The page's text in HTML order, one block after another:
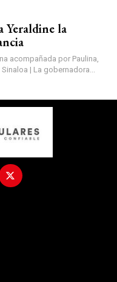
Yeraldine la
acompañada por Paulina,
nacida. Culiacán, Sinaloa | La gobernadora...